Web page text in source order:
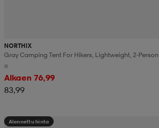
NORTHIX
Gray Camping Tent For Hikers, Lightweight, 2-Person
Alkaen 76,99
83,99
Alennettu hinta